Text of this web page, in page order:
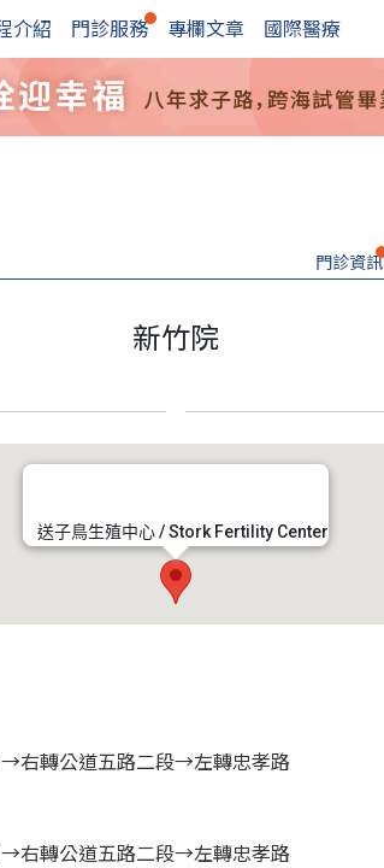
介紹 門診服務 專欄文章 國際醫療
門診資訊
新竹院
送子鳥生殖中心 / Stork Fertility Center
右轉公道五路二段→左轉忠孝路
右轉公道五路二段→左轉忠孝路